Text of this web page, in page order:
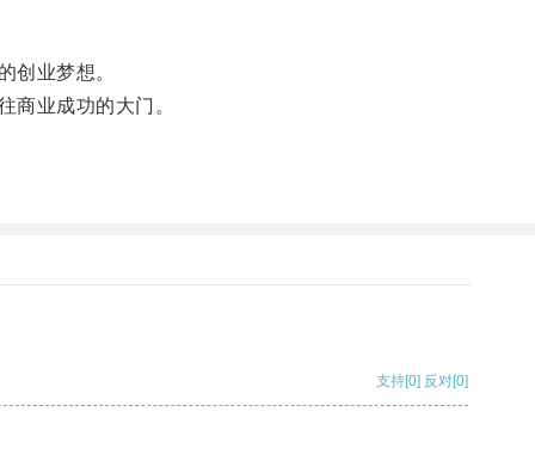
业梦想。
业成功的大门。
支持[0] 反对[0]